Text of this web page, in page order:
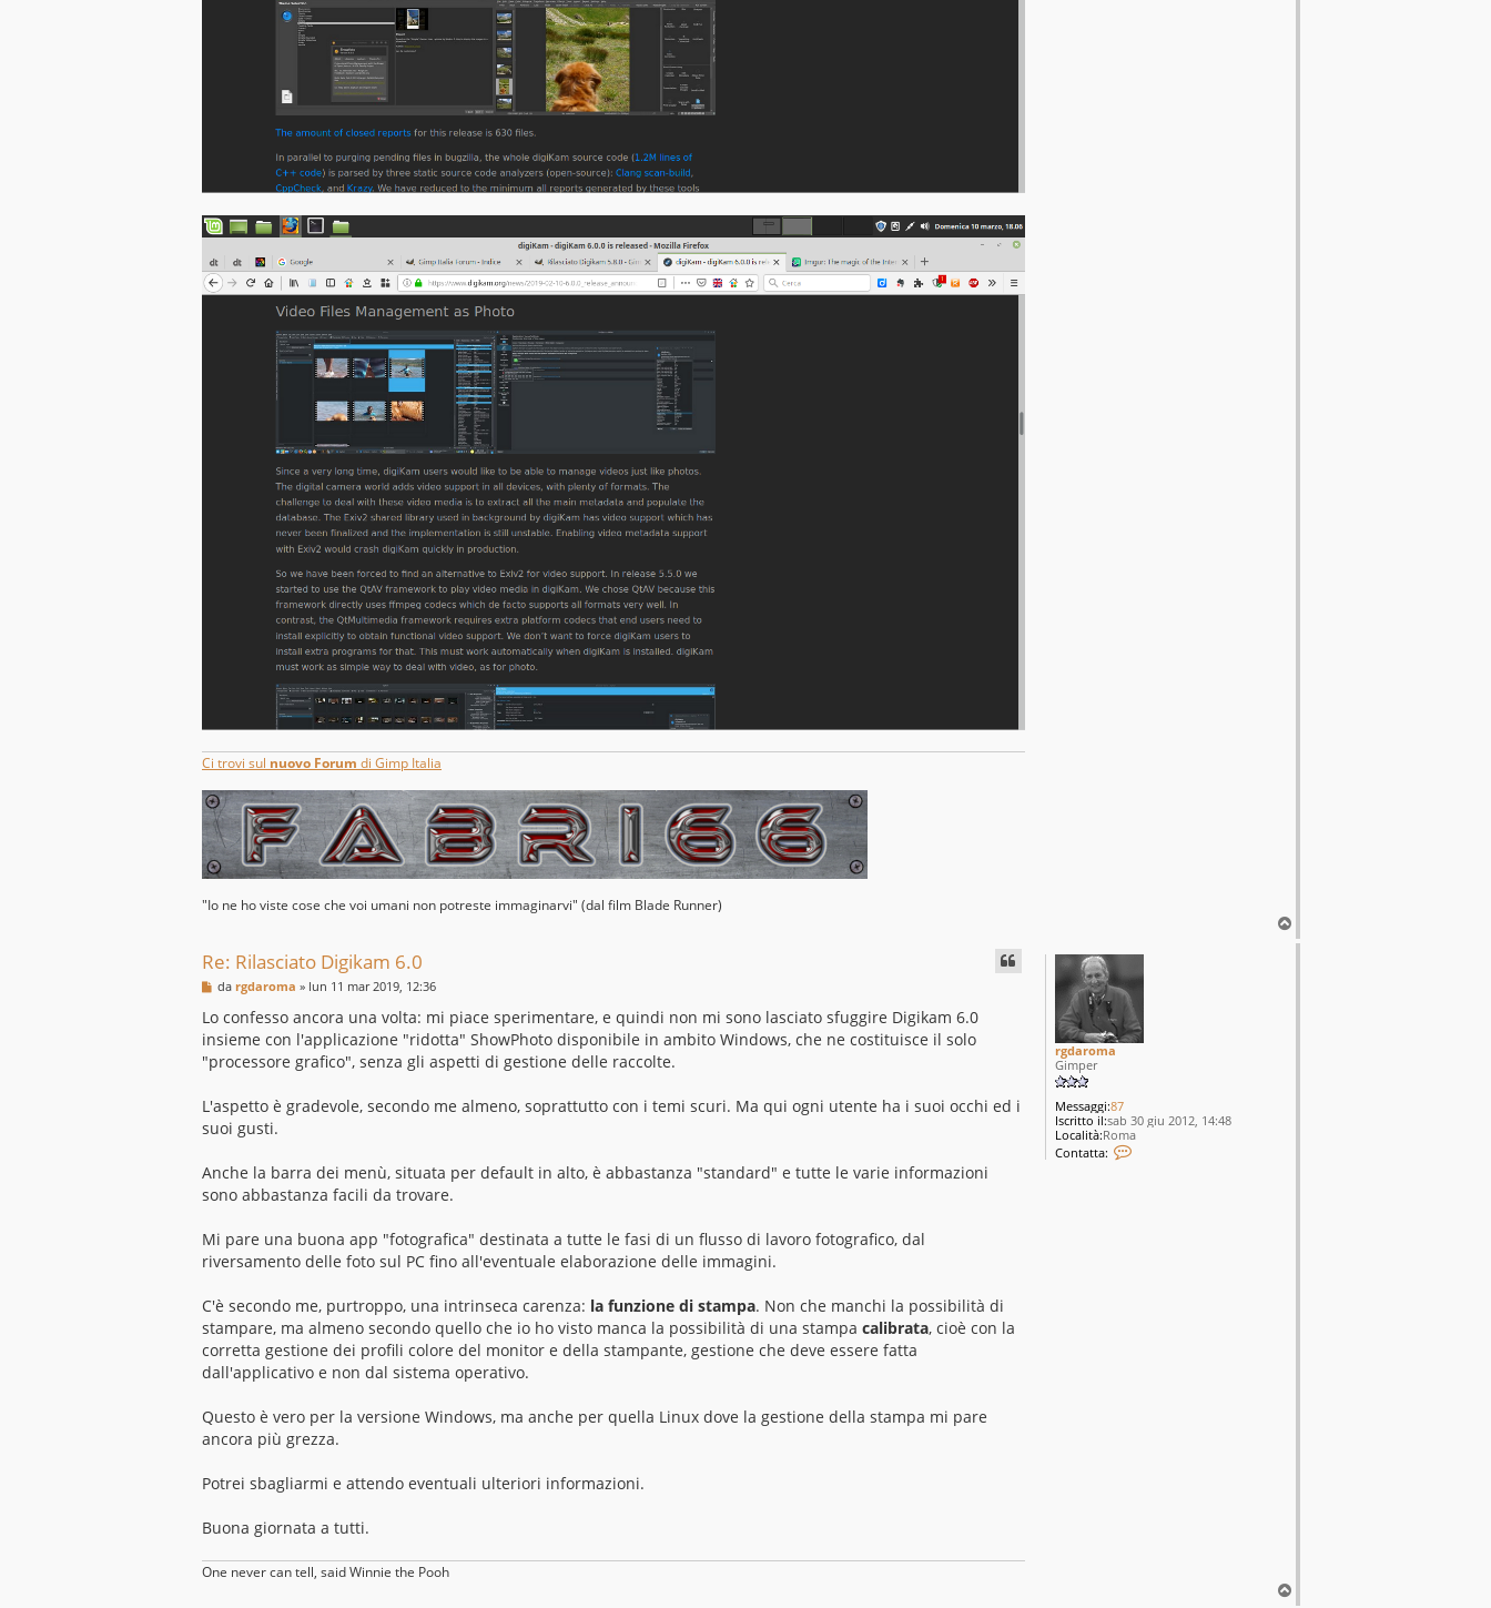
Ci trovi sul nuovo Forum di Gimp Italia
"Io ne ho viste cose che voi umani non potreste immaginarvi" (dal film Blade Runner)
o
rgdaroma
Gimper
Messaggi:87
Iscritto il:sab 30 giu 2012, 14:48
Località:Roma
Contatta:
Re: Rilasciato Digikam 6.0
M
s
s
a
g
g
o
da rgdaroma » lun 11 mar 2019, 12:36
Lo confesso ancora una volta: mi piace sperimentare, e quindi non mi sono lasciato sfuggire Digikam 6.0
insieme con l'applicazione "ridotta" ShowPhoto disponibile in ambito Windows, che ne costituisce il solo
"processore grafico", senza gli aspetti di gestione delle raccolte.
L'aspetto è gradevole, secondo me almeno, soprattutto con i temi scuri. Ma qui ogni utente ha i suoi occhi ed i
suoi gusti.
Anche la barra dei menù, situata per default in alto, è abbastanza "standard" e tutte le varie informazioni
sono abbastanza facili da trovare.
Mi pare una buona app "fotografica" destinata a tutte le fasi di un flusso di lavoro fotografico, dal
riversamento delle foto sul PC fino all'eventuale elaborazione delle immagini.
C'è secondo me, purtroppo, una intrinseca carenza: la funzione di stampa. Non che manchi la possibilità di
stampare, ma almeno secondo quello che io ho visto manca la possibilità di una stampa calibrata, cioè con la
corretta gestione dei profili colore del monitor e della stampante, gestione che deve essere fatta
dall'applicativo e non dal sistema operativo.
Questo è vero per la versione Windows, ma anche per quella Linux dove la gestione della stampa mi pare
ancora più grezza.
Potrei sbagliarmi e attendo eventuali ulteriori informazioni.
Buona giornata a tutti.
One never can tell, said Winnie the Pooh